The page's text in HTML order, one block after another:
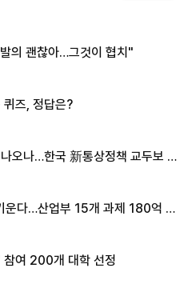
의 괜찮아…그것이 협치"
즈, 정답은?
오나…한국 新통상정책 교두보 활
운다…산업부 15개 과제 180억 지
참여 200개 대학 선정